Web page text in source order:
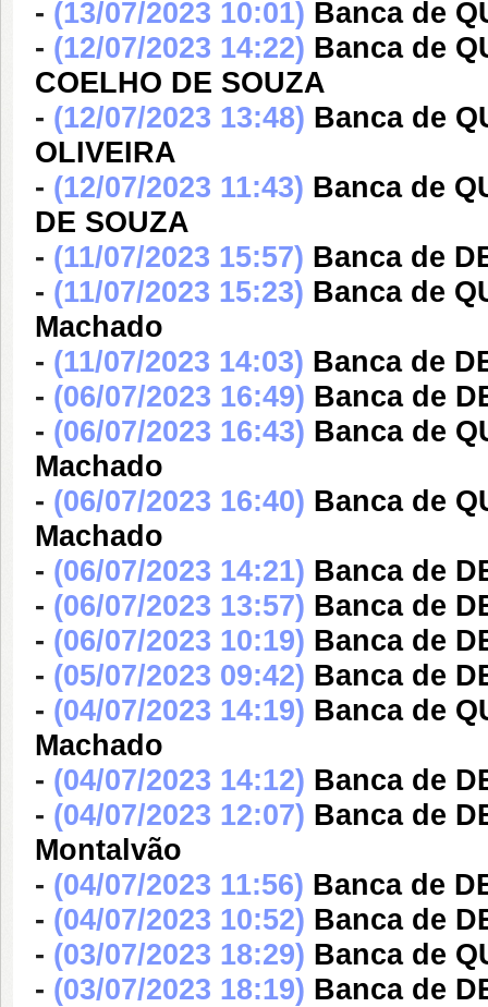
- (13/07/2023 10:01) Banca de
- (12/07/2023 14:22) Banca de
COELHO DE SOUZA
- (12/07/2023 13:48) Banca de
OLIVEIRA
- (12/07/2023 11:43) Banca de
DE SOUZA
- (11/07/2023 15:57) Banca de
- (11/07/2023 15:23) Banca de
Machado
- (11/07/2023 14:03) Banca de
- (06/07/2023 16:49) Banca de
- (06/07/2023 16:43) Banca de
Machado
- (06/07/2023 16:40) Banca de
Machado
- (06/07/2023 14:21) Banca de
- (06/07/2023 13:57) Banca de
- (06/07/2023 10:19) Banca de
- (05/07/2023 09:42) Banca de
- (04/07/2023 14:19) Banca de
Machado
- (04/07/2023 14:12) Banca de
- (04/07/2023 12:07) Banca de
Montalvão
- (04/07/2023 11:56) Banca de
- (04/07/2023 10:52) Banca de
- (03/07/2023 18:29) Banca de
- (03/07/2023 18:19) Banca de